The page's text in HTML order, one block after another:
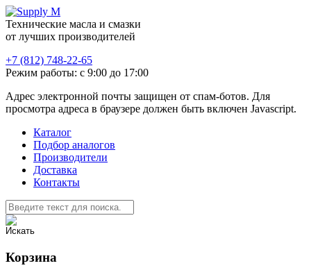
Технические масла и смазки
от лучших производителей
+7 (812) 748-22-65
Режим работы: с 9:00 до 17:00
Адрес электронной почты защищен от спам-ботов. Для
просмотра адреса в браузере должен быть включен Javascript.
Каталог
Подбор аналогов
Производители
Доставка
Контакты
Корзина